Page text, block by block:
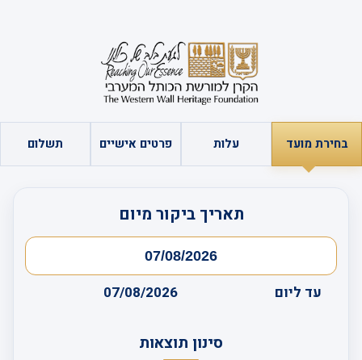
בחירת מועד עלות פרטים אישיים תשלום
תאריך ביקור מיום
עד ליום 07/08/2026
סינון תוצאות